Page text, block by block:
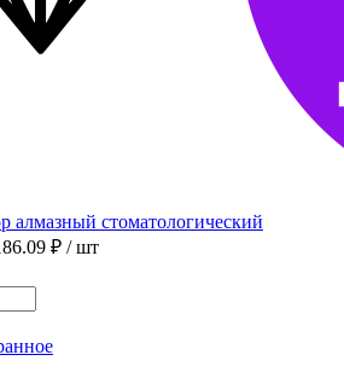
алмазный стоматологический
₽ / шт